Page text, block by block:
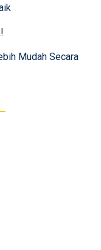
Mudah Secara